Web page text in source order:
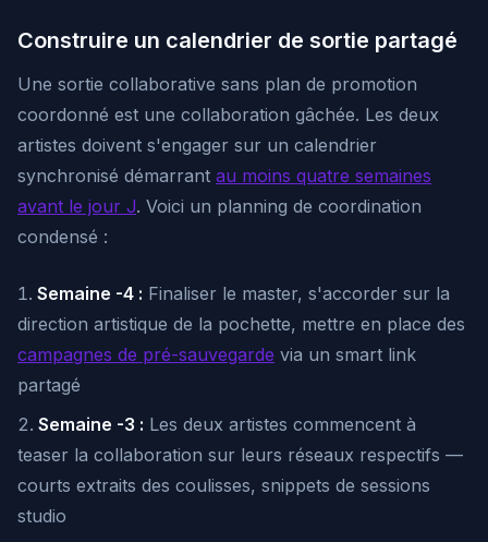
Construire un calendrier de sortie partagé
Une sortie collaborative sans plan de promotion
coordonné est une collaboration gâchée. Les deux
artistes doivent s'engager sur un calendrier
synchronisé démarrant au moins quatre semaines
avant le jour J. Voici un planning de coordination
condensé :
Semaine -4 : Finaliser le master, s'accorder sur la
direction artistique de la pochette, mettre en place des
campagnes de pré-sauvegarde via un smart link
partagé
Semaine -3 : Les deux artistes commencent à
teaser la collaboration sur leurs réseaux respectifs —
courts extraits des coulisses, snippets de sessions
studio